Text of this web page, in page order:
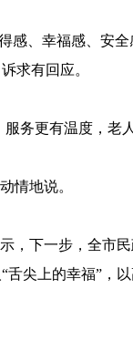
感、幸福感、安全
求有回应。
服务更有温度，老
情地说。
，下一步，全市
尖上的幸福”，